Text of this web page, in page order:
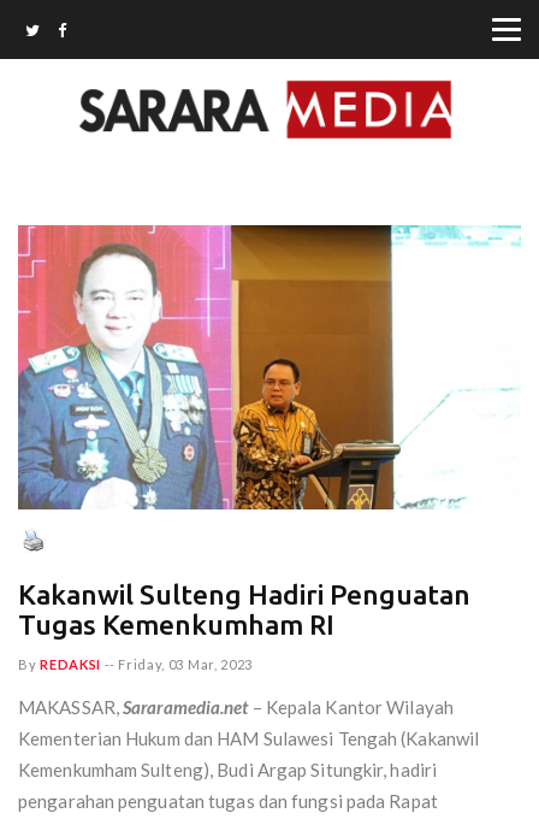
Kakanwil Sulteng Hadiri Penguatan
Tugas Kemenkumham RI
ByREDAKSI -- Friday, 03 Mar, 2023
MAKASSAR, Sararamedia.net– Kepala Kantor Wilayah
Kementerian Hukum dan HAM Sulawesi Tengah (Kakanwil
Kemenkumham Sulteng), Budi Argap Situngkir, hadiri
pengarahan penguatan tugas dan fungsi pada Rapat